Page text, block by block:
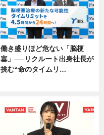
働き盛りほど危ない「脳梗
塞」──リクルート出身社長が
挑む“命のタイムリ…